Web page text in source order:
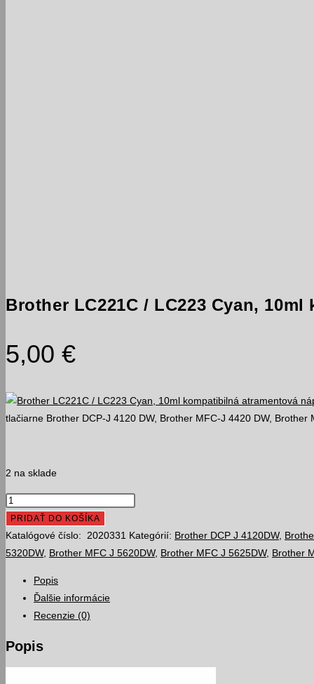
Brother LC221C / LC223 Cyan,
5,00 €
tlačiarne Brother DCP-J 4120 DW, Brother MFC-J 4420 DW,
2 na sklade
množstvo
Brother
LC221C
/
kompatibilná
atramentová
náplň
PRIDAŤ DO KOŠÍKA
Katalógové číslo: 2020331 Kategórií: Brother DCP J 4120DW,
5320DW, Brother MFC J 5620DW, Brother MFC J 5625DW, Brother
Popis
Ďalšie informácie
Recenzie (0)
Popis